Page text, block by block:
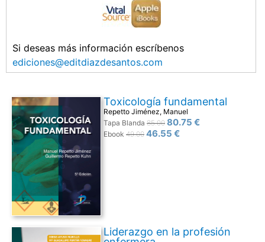
Si deseas más información escríbenos
ediciones@editdiazdesantos.com
Toxicología fundamental
Repetto Jiménez, Manuel
Tapa Blanda 85.00 80.75 €
Ebook 49.00 46.55 €
Liderazgo en la profesión